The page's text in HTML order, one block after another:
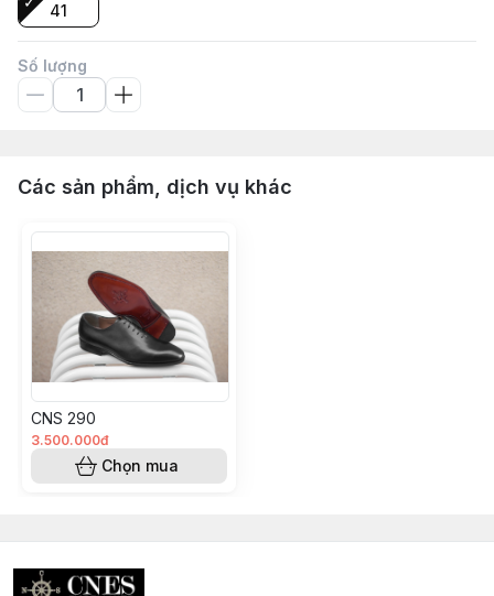
41
Số lượng
Các sản phẩm, dịch vụ khác
CNS 290
3.500.000đ
Chọn mua